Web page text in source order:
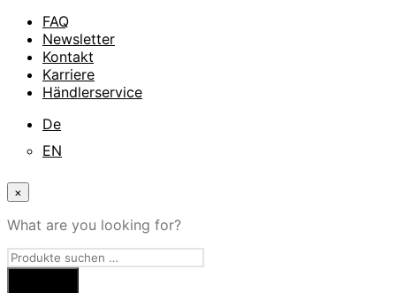
FAQ
Newsletter
Kontakt
Karriere
Händlerservice
De
EN
×
What are you looking for?